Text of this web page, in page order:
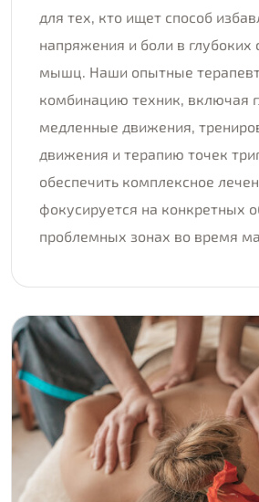
для тех, кто ищет способ
напряжения и боли в глубоких
мышц. Наши опытные
комбинацию техник, включая
медленные движения,
движения и терапию точек
обеспечить комплексное
фокусируется на конкретных
проблемных зонах во время